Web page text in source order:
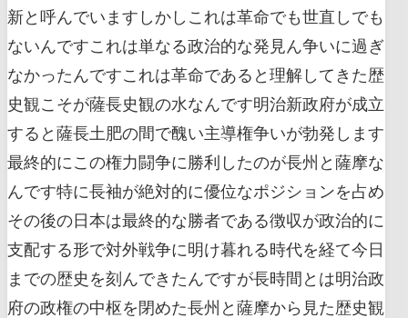
新と呼んでいますしかしこれは革命でも世直しでも
ないんですこれは単なる政治的な発見ん争いに過ぎ
なかったんですこれは革命であると理解してきた歴
史観こそが薩長史観の水なんです明治新政府が成立
すると薩長土肥の間で醜い主導権争いが勃発します
最終的にこの権力闘争に勝利したのが長州と薩摩な
んです特に長袖が絶対的に優位なポジションを占め
その後の日本は最終的な勝者である徴収が政治的に
支配する形で対外戦争に明け暮れる時代を経て今日
までの歴史を刻んできたんですが長時間とは明治政
府の政権の中枢を閉めた長州と薩摩から見た歴史観